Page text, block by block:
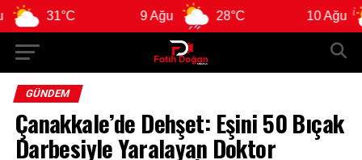
31°C 28°C 10 Ağu
GÜNDEM
Çanakkale’de Dehşet: Eşini 50 Bıçak
Darbesiyle Yaralayan Doktor